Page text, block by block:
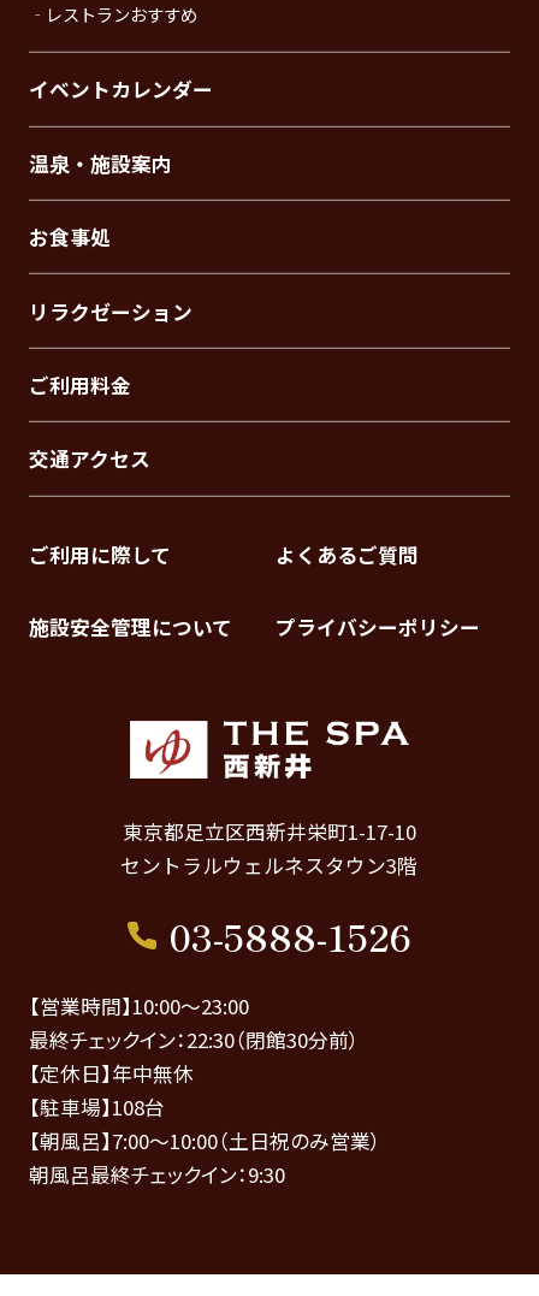
東京都足立区西新井栄町1-17-10
セントラルウェルネスタウン3階
03-5888-1526
【営業時間】10:00～23:00
最終チェックイン：22:30（閉館30分前）
【定休日】年中無休
【駐車場】108台
【朝風呂】7:00～10:00（土日祝のみ営業）
朝風呂最終チェックイン：9:30
‐レストランおすすめ
イベントカレンダー
温泉・施設案内
お食事処
リラクゼーション
ご利用料金
交通アクセス
ご利用に際して よくあるご質問
施設安全管理について プライバシーポリシー